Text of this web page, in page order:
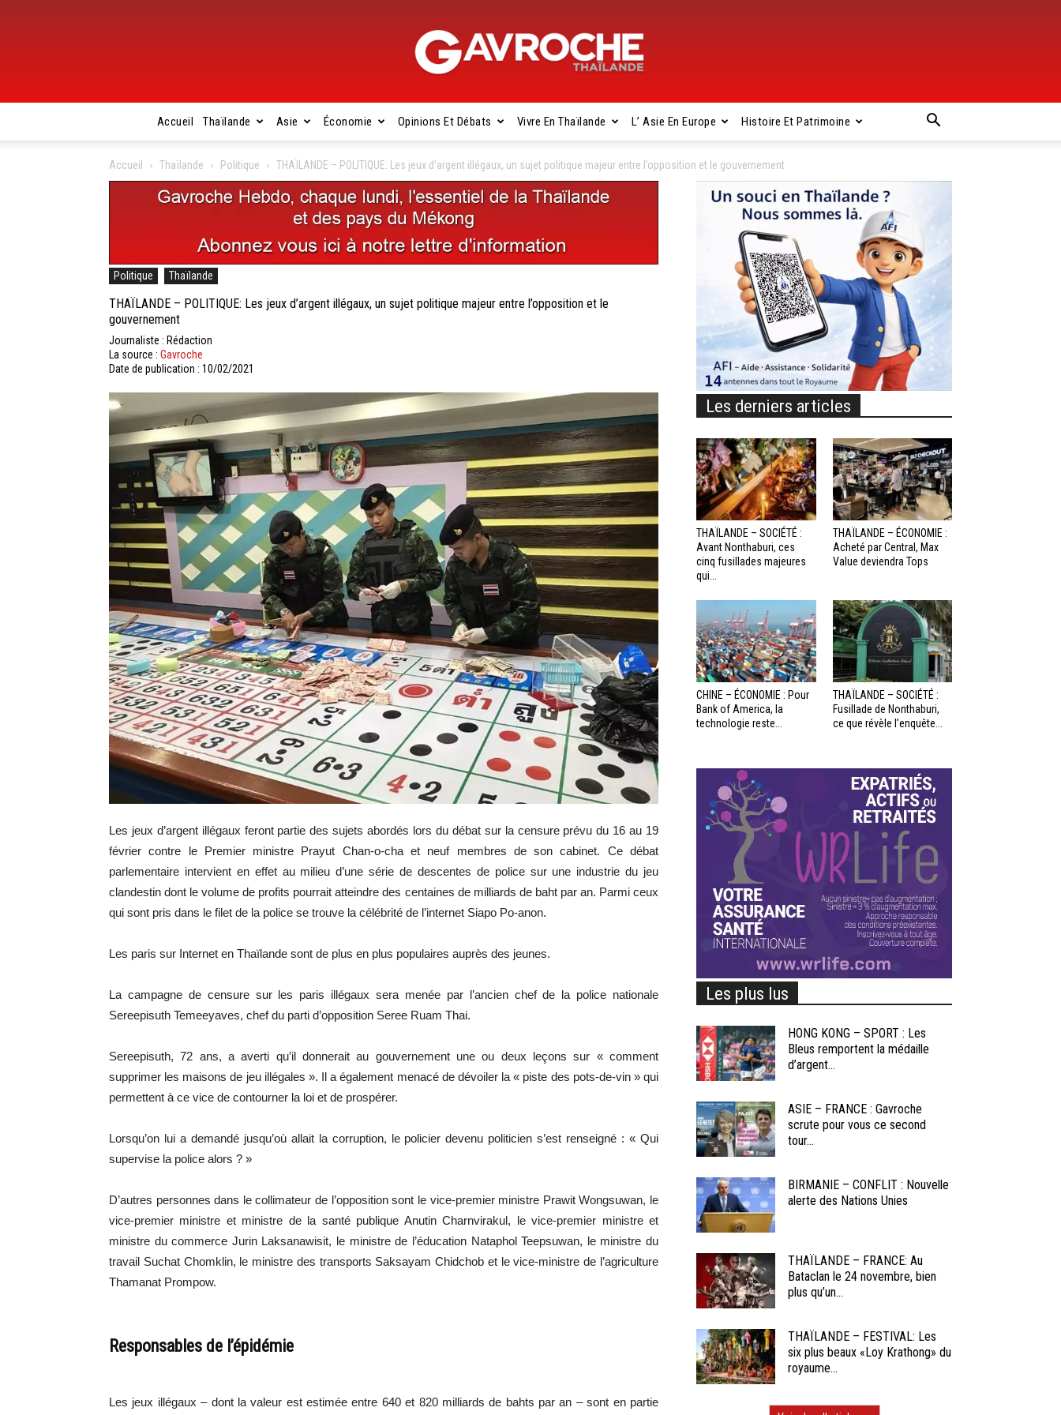
Gavroche
Accueil Thaïlande Asie Économie Opinions Et Débats Vivre En Thaïlande L’ Asie En Europe Histoire Et Patrimoine
Accueil Thaïlande Politique THAÏLANDE – POLITIQUE: Les jeux d’argent illégaux, un sujet politique majeur entre l’opposition et le gouvernement
Politique Thaïlande
THAÏLANDE – POLITIQUE: Les jeux d’argent illégaux, un sujet politique majeur entre l’opposition et le
gouvernement
Journaliste : Rédaction
La source : Gavroche
Date de publication : 10/02/2021
Les jeux d’argent illégaux feront partie des sujets abordés lors du débat sur la censure prévu du 16 au 19
février contre le Premier ministre Prayut Chan-o-cha et neuf membres de son cabinet. Ce débat
parlementaire intervient en effet au milieu d’une série de descentes de police sur une industrie du jeu
clandestin dont le volume de profits pourrait atteindre des centaines de milliards de baht par an. Parmi ceux
qui sont pris dans le filet de la police se trouve la célébrité de l’internet Siapo Po-anon.
Les paris sur Internet en Thaïlande sont de plus en plus populaires auprès des jeunes.
La campagne de censure sur les paris illégaux sera menée par l’ancien chef de la police nationale
Sereepisuth Temeeyaves, chef du parti d’opposition Seree Ruam Thai.
Sereepisuth, 72 ans, a averti qu’il donnerait au gouvernement une ou deux leçons sur « comment
supprimer les maisons de jeu illégales ». Il a également menacé de dévoiler la « piste des pots-de-vin » qui
permettent à ce vice de contourner la loi et de prospérer.
Lorsqu’on lui a demandé jusqu’où allait la corruption, le policier devenu politicien s’est renseigné : « Qui
supervise la police alors ? »
D’autres personnes dans le collimateur de l’opposition sont le vice-premier ministre Prawit Wongsuwan, le
vice-premier ministre et ministre de la santé publique Anutin Charnvirakul, le vice-premier ministre et
ministre du commerce Jurin Laksanawisit, le ministre de l’éducation Nataphol Teepsuwan, le ministre du
travail Suchat Chomklin, le ministre des transports Saksayam Chidchob et le vice-ministre de l’agriculture
Thamanat Prompow.
Responsables de l’épidémie
Les jeux illégaux – dont la valeur est estimée entre 640 et 820 milliards de bahts par an – sont en partie
Les derniers articles
THAÏLANDE – SOCIÉTÉ :
Avant Nonthaburi, ces
cinq fusillades majeures
qui...
THAÏLANDE – ÉCONOMIE :
Acheté par Central, Max
Value deviendra Tops
CHINE – ÉCONOMIE : Pour
Bank of America, la
technologie reste...
THAÏLANDE – SOCIÉTÉ :
Fusillade de Nonthaburi,
ce que révèle l’enquête...
Les plus lus
HONG KONG – SPORT : Les
Bleus remportent la médaille
d’argent...
ASIE – FRANCE : Gavroche
scrute pour vous ce second
tour...
BIRMANIE – CONFLIT : Nouvelle
alerte des Nations Unies
THAÏLANDE – FRANCE: Au
Bataclan le 24 novembre, bien
plus qu’un...
THAÏLANDE – FESTIVAL: Les
six plus beaux «Loy Krathong» du
royaume...